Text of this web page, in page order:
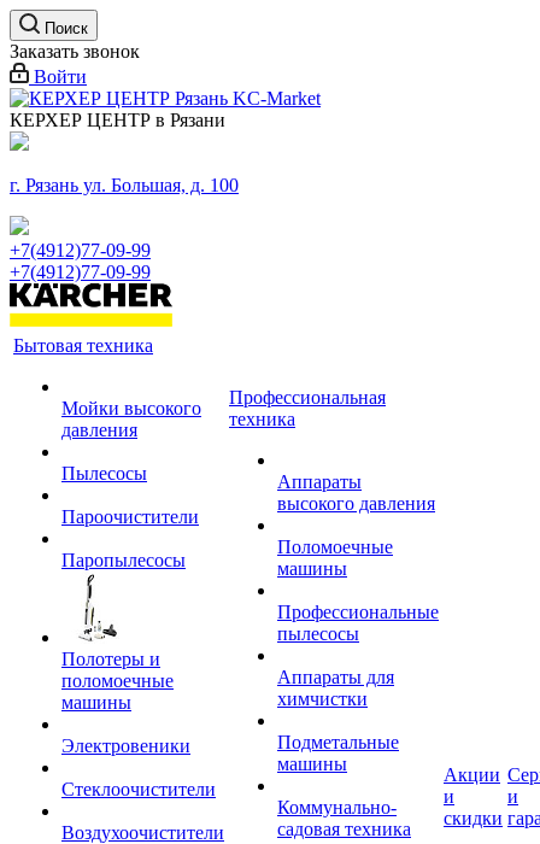
Поиск
Заказать звонок
Войти
КЕРХЕР ЦЕНТР в Рязани
г. Рязань ул. Большая, д. 100
+7(4912)77-09-99
+7(4912)77-09-99
Бытовая техника
Мойки высокого
давления
Пылесосы
Пароочистители
Паропылесосы
Полотеры и
поломоечные
машины
Электровеники
Стеклоочистители
Воздухоочистители
Профессиональная
техника
Аппараты
высокого давления
Поломоечные
машины
Профессиональные
пылесосы
Аппараты для
химчистки
Подметальные
машины
Коммунально-
садовая техника
Акции
и
скидки
и